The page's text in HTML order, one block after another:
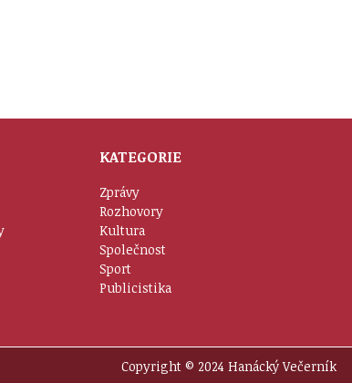
KATEGORIE
Zprávy
Rozhovory
Kultura
Společnost
Sport
Publicistika
Copyright © 2024 Hanácký Večerník